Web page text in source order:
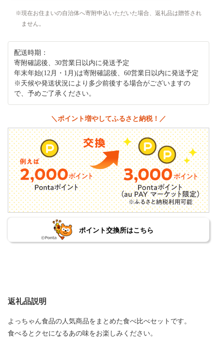
現在お住まいの自治体へ寄附申込いただいた場合、返礼品は贈答され
ません。
配送時期：
寄附確認後、30営業日以内に発送予定
年末年始(12月・1月)は寄附確認後、60営業日以内に発送予定
※天候や発送状況により多少前後する場合がございますの
で、予めご了承ください。
＼ポイント増やしてふるさと納税！／
ポイント交換所はこちら
返礼品説明
よっちゃん食品の人気商品をまとめた食べ比べセットです。
食べるとクセになるあの味をお楽しみください。